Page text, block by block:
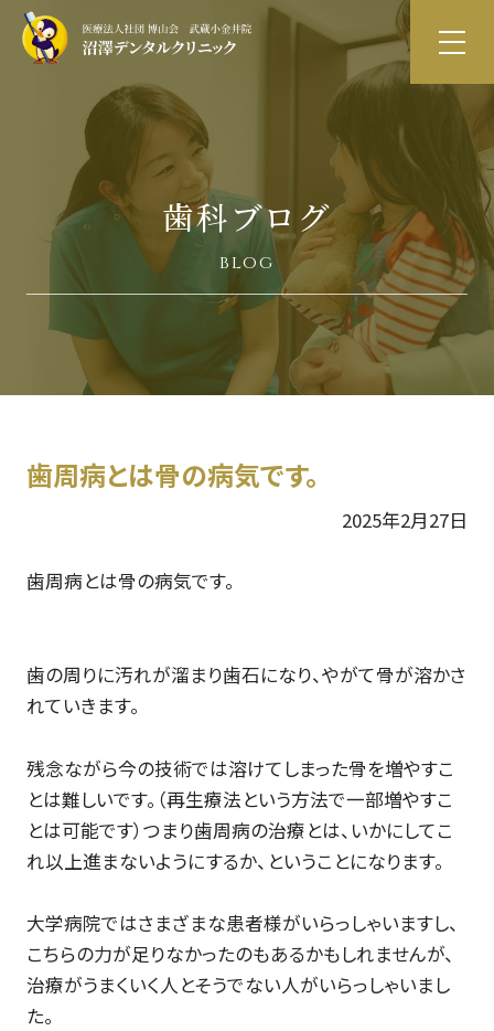
歯科ブログ
blog
歯周病とは骨の病気です。
2025年2月27日
歯周病とは骨の病気です。
歯の周りに汚れが溜まり歯石になり、やがて骨が溶かさ
れていきます。
残念ながら今の技術では溶けてしまった骨を増やすこ
とは難しいです。（再生療法という方法で一部増やすこ
とは可能です）つまり歯周病の治療とは、いかにしてこ
れ以上進まないようにするか、ということになります。
大学病院ではさまざまな患者様がいらっしゃいますし、
こちらの力が足りなかったのもあるかもしれませんが、
治療がうまくいく人とそうでない人がいらっしゃいまし
た。